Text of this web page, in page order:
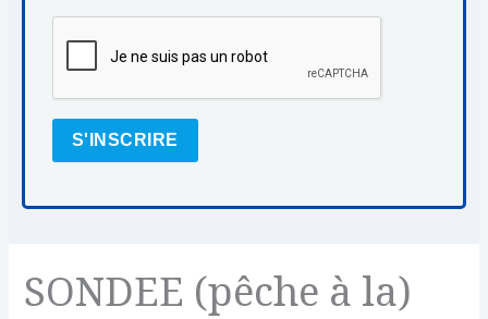
S'INSCRIRE
SONDEE (pêche à la)